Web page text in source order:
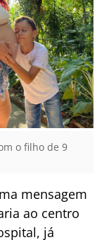
o filho de 9
mensagem
ao centro
já